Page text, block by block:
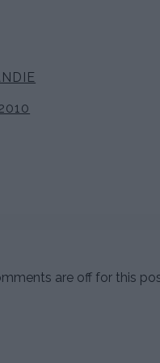
are off for this